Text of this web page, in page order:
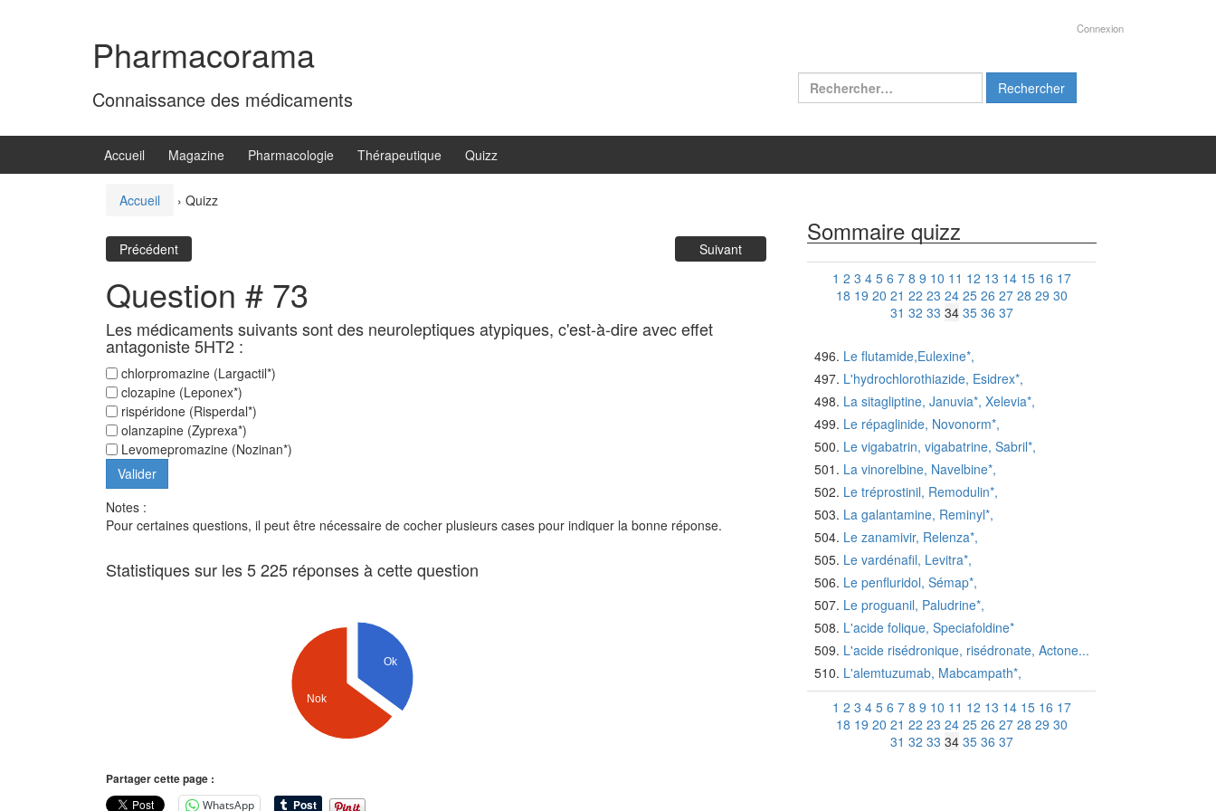
Pharmacorama
Connaissance des médicaments
Connexion
Rechercher :
Accueil Magazine Pharmacologie Thérapeutique Quizz
Accueil › Quizz
Précédent Suivant
Question # 73
Les médicaments suivants sont des neuroleptiques atypiques, c'est-à-dire avec effet
antagoniste 5HT2 :
chlorpromazine (Largactil*)
clozapine (Leponex*)
rispéridone (Risperdal*)
olanzapine (Zyprexa*)
Levomepromazine (Nozinan*)
Notes :
Pour certaines questions, il peut être nécessaire de cocher plusieurs cases pour indiquer la bonne réponse.
Statistiques sur les 5 225 réponses à cette question
Ok
Nok
Partager cette page :
WhatsApp
Sommaire quizz
1 2 3 4 5 6 7 8 9 10 11 12 13 14 15 16 17
18 19 20 21 22 23 24 25 26 27 28 29 30
31 32 33 34 35 36 37
Le flutamide,Eulexine*,
L'hydrochlorothiazide, Esidrex*,
La sitagliptine, Januvia*, Xelevia*,
Le répaglinide, Novonorm*,
Le vigabatrin, vigabatrine, Sabril*,
La vinorelbine, Navelbine*,
Le tréprostinil, Remodulin*,
La galantamine, Reminyl*,
Le zanamivir, Relenza*,
Le vardénafil, Levitra*,
Le penfluridol, Sémap*,
Le proguanil, Paludrine*,
L'acide folique, Speciafoldine*
L'acide risédronique, risédronate, Actone...
L'alemtuzumab, Mabcampath*,
1 2 3 4 5 6 7 8 9 10 11 12 13 14 15 16 17
18 19 20 21 22 23 24 25 26 27 28 29 30
31 32 33 34 35 36 37